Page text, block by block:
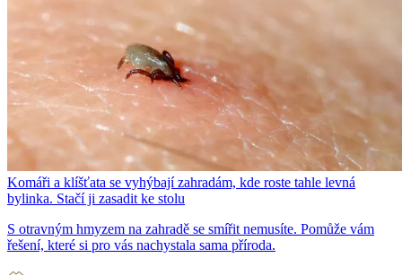
Komáři a klíšťata se vyhýbají zahradám, kde roste tahle levná
bylinka. Stačí ji zasadit ke stolu
S otravným hmyzem na zahradě se smířit nemusíte. Pomůže vám
řešení, které si pro vás nachystala sama příroda.